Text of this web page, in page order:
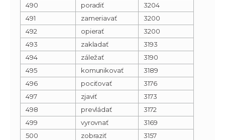
490
poradiť
3204
491
zameriavať
3200
492
opierať
3200
493
zakladať
3193
494
záležať
3190
495
komunikovať
3189
496
pociťovať
3176
497
zjaviť
3173
498
prevládať
3172
499
vyrovnať
3169
500
zobraziť
3157